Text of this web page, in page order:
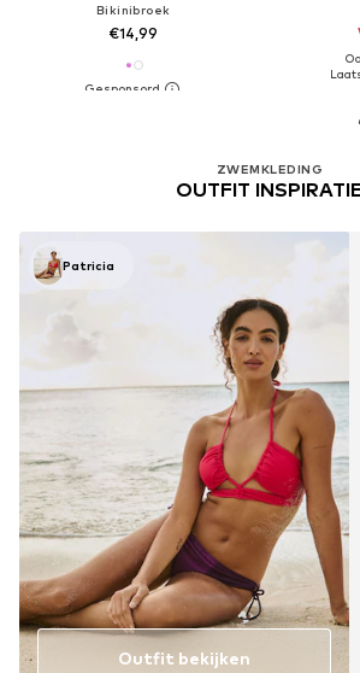
Bikinibroek
€14,99
ZWEMKLEDING
OUTFIT
Patricia
Outfit bekijken